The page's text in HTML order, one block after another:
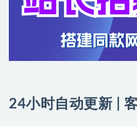
24小时自动更新 |